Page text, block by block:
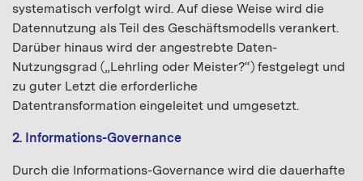
systematisch verfolgt wird. Auf diese Weise wird die
Datennutzung als Teil des Geschäftsmodells verankert.
Darüber hinaus wird der angestrebte Daten-
Nutzungsgrad („Lehrling oder Meister?“) festgelegt und
zu guter Letzt die erforderliche
Datentransformation eingeleitet und umgesetzt.
2. Informations-Governance
Durch die Informations-Governance wird die dauerhafte